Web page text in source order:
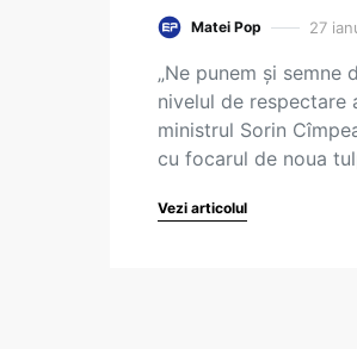
Matei Pop 27
„Ne punem și semne
nivelul de respectare
ministrul Sorin
cu focarul de noua
Vezi articolul